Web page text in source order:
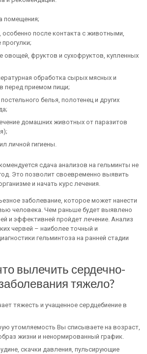
помещения;
особенно после контакта с животными,
овощей, фруктов и сухофруктов, купленных
обработка сырых мясных и
перед приемом пищи;
белья, полотенец и других
домашних животных от паразитов
личной гигиены.
сдача анализов на гельминты не
Это позволит своевременно выявить
и начать курс лечения.
заболевание, которое может нанести
человека. Чем раньше будет выявлено
и эффективней пройдет лечение. Анализ
червей – наиболее точный и
гельминтоза на ранней стадии
вылечить сердечно-
тяжело?
тяжесть и учащенное сердцебиение в
утомляемость Вы списываете на возраст,
жизни и ненормированный график.
скачки давления, пульсирующие